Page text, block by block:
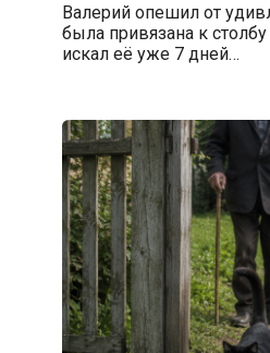
Валерий опешил от
была привязана к столбу
искал её уже 7 дней…